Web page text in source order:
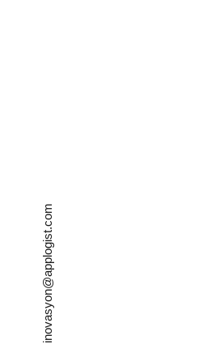
inovasyon@applogist.com